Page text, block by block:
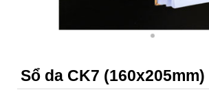
Sổ da CK7 (160x205mm)